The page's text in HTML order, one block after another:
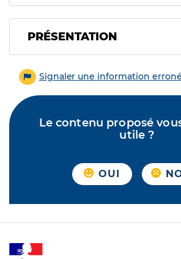
PRÉSENTATION
Signaler une information
Le contenu proposé
utile ?
OUI